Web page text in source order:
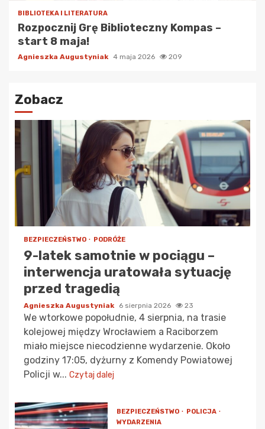
BIBLIOTEKA I LITERATURA
Rozpocznij Grę Biblioteczny Kompas –
start 8 maja!
Agnieszka Augustyniak 4 maja 2026 209
Zobacz
BEZPIECZEŃSTWO PODRÓŻE
9-latek samotnie w pociągu –
interwencja uratowała sytuację
przed tragedią
Agnieszka Augustyniak 6 sierpnia 2026 23
We wtorkowe popołudnie, 4 sierpnia, na trasie
kolejowej między Wrocławiem a Raciborzem
miało miejsce niecodzienne wydarzenie. Około
godziny 17:05, dyżurny z Komendy Powiatowej
Policji w... Czytaj dalej
BEZPIECZEŃSTWO
POLICJA
WYDARZENIA